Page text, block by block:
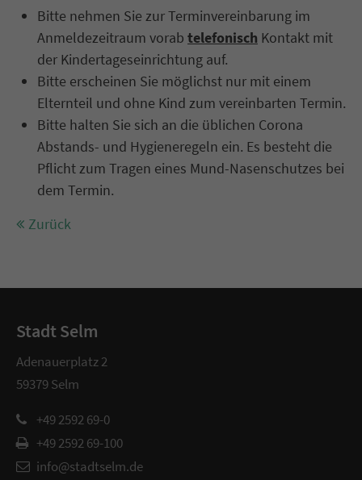
Bitte nehmen Sie zur Terminvereinbarung im
Anmeldezeitraum vorab telefonisch Kontakt mit
der Kindertageseinrichtung auf.
Bitte erscheinen Sie möglichst nur mit einem
Elternteil und ohne Kind zum vereinbarten Termin.
Bitte halten Sie sich an die üblichen Corona
Abstands- und Hygieneregeln ein. Es besteht die
Pflicht zum Tragen eines Mund-Nasenschutzes bei
dem Termin.
Zurück
Stadt Selm
Adenauerplatz 2
59379 Selm
+49 2592 69-0
+49 2592 69-100
info@stadtselm.de